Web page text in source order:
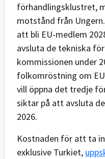
förhandlingsklustret,
motstånd från
att bli EU-medlem
avsluta de tekniska
kommissionen under
folkomröstning om
vill öppna det tredje
siktar på att avsluta
2026.
Kostnaden för att ta
exklusive Turkiet,